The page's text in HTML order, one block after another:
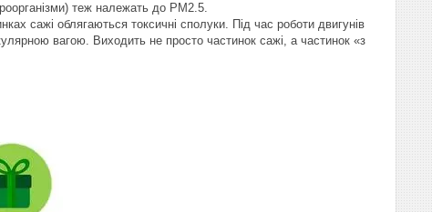
теж належать до РМ2.5.
сажі облягаються токсичні сполуки. Під час роботи двигунів
вагою. Виходить не просто частинок сажі, а частинок «з